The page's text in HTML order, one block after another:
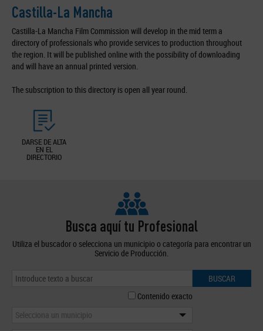
Castilla-La Mancha
Castilla-La Mancha Film Commission will develop in the mid term a
directory of professionals who provide services to production throughout
the region. It will be published online with the possibility of downloading
and will have an annual printed version.
The subscription to this directory is open all year round.
DARSE DE ALTA
EN EL
DIRECTORIO
Busca aquí tu Profesional
Utiliza el buscador o selecciona un municipio o categoría para encontrar un
Servicio de Producción.
BUSCAR
Contenido exacto
Selecciona un municipio